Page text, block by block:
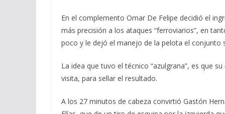
En el complemento Omar De Felipe decidió el
más precisión a los ataques “ferroviarios”, en
poco y le dejó el manejo de la pelota el conjunto
La idea que tuvo el técnico “azulgrana”, es que
visita, para sellar el resultado.
A los 27 minutos de cabeza convirtió Gastón